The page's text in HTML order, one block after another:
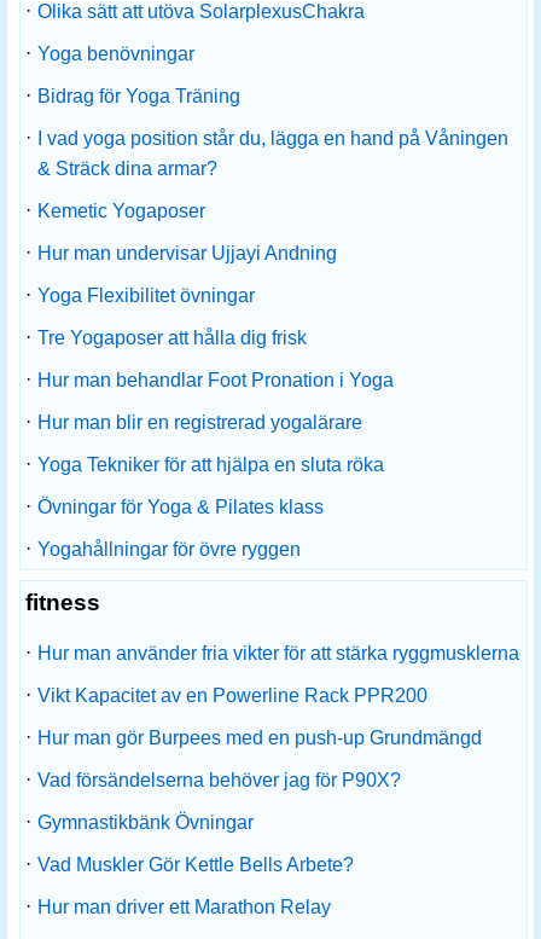
· Olika sätt att utöva SolarplexusChakra
· Yoga benövningar
· Bidrag för Yoga Träning
·
I vad yoga position står du, lägga en hand på Våningen
& Sträck dina armar?
· Kemetic Yogaposer
· Hur man undervisar Ujjayi Andning
· Yoga Flexibilitet övningar
· Tre Yogaposer att hålla dig frisk
· Hur man behandlar Foot Pronation i Yoga
· Hur man blir en registrerad yogalärare
· Yoga Tekniker för att hjälpa en sluta röka
· Övningar för Yoga & Pilates klass
· Yogahållningar för övre ryggen
fitness
· Hur man använder fria vikter för att stärka ryggmusklerna
· Vikt Kapacitet av en Powerline Rack PPR200
· Hur man gör Burpees med en push-up Grundmängd
· Vad försändelserna behöver jag för P90X?
· Gymnastikbänk Övningar
· Vad Muskler Gör Kettle Bells Arbete?
· Hur man driver ett Marathon Relay